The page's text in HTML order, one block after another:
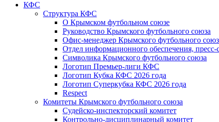
КФС
Структура КФС
О Крымском футбольном союзе
Руководство Крымского футбольного союза
Офис-менеджер Крымского футбольного
Отдел информационного обеспечения, пресс-
Символика Крымского футбольного союза
Логотип Премьер-лиги КФС
Логотип Кубка КФС 2026 года
Логотип Суперкубка КФС 2026 года
Respect
Комитеты Крымского футбольного союза
Судейско-инспекторский комитет
Контрольно-дисциплинарный комитет